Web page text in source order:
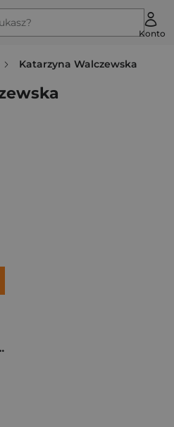
Konto
Katarzyna Walczewska
nad swoim życiem